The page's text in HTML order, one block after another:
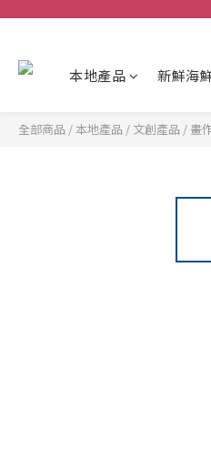
本地產品 新鮮海
全部商品 / 本地產品 / 文創產品 / 畫